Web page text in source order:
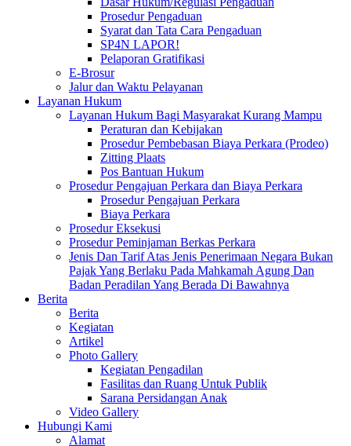
Prosedur Pengaduan
Syarat dan Tata Cara Pengaduan
SP4N LAPOR!
Pelaporan Gratifikasi
E-Brosur
Jalur dan Waktu Pelayanan
Layanan Hukum
Layanan Hukum Bagi Masyarakat Kurang Mampu
Peraturan dan Kebijakan
Prosedur Pembebasan Biaya Perkara (Prodeo)
Zitting Plaats
Pos Bantuan Hukum
Prosedur Pengajuan Perkara dan Biaya Perkara
Prosedur Pengajuan Perkara
Biaya Perkara
Prosedur Eksekusi
Prosedur Peminjaman Berkas Perkara
Jenis Dan Tarif Atas Jenis Penerimaan Negara Bukan
Pajak Yang Berlaku Pada Mahkamah Agung Dan
Badan Peradilan Yang Berada Di Bawahnya
Berita
Berita
Kegiatan
Artikel
Photo Gallery
Kegiatan Pengadilan
Fasilitas dan Ruang Untuk Publik
Sarana Persidangan Anak
Video Gallery
Hubungi Kami
Alamat